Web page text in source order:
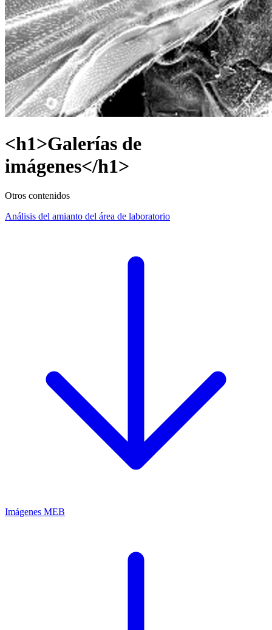
<h1>Galerías de
imágenes</h1>
Otros contenidos
Análisis del amianto del área de laboratorio
Imágenes MEB